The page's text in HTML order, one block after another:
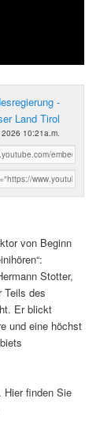
-
Land Tirol
10:21a.m.
von Beginn
Stotter,
Teils des
Er blickt
und eine höchst
Hier finden Sie